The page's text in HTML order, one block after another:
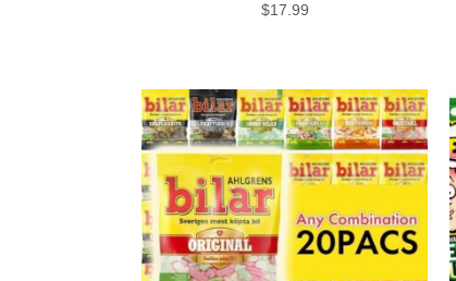
$17.99